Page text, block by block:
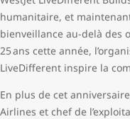
humanitaire, et
bienveillance au-delà des
25 ans cette année,
LiveDifferent inspire la
En plus de cet
Airlines et chef de